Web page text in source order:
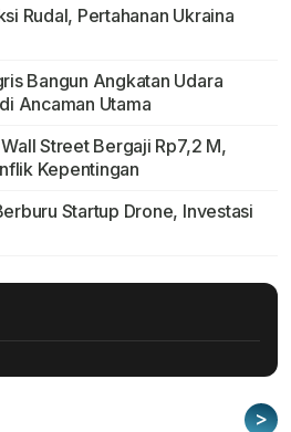
Rudal, Pertahanan Ukraina
Bangun Angkatan Udara
Ancaman Utama
Street Bergaji Rp7,2 M,
Kepentingan
Startup Drone, Investasi
>